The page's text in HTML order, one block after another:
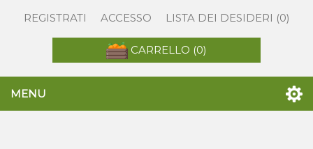
REGISTRATI ACCESSO LISTA DEI DESIDERI (0)
CARRELLO (0)
MENU